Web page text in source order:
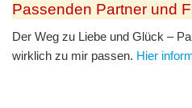
Passenden Partner und
Der Weg zu Liebe und Glück –
wirklich zu mir passen. Hier